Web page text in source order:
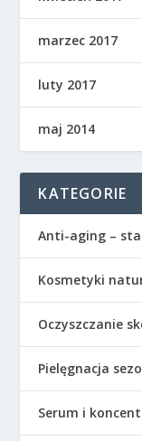
marzec 2017
luty 2017
maj 2014
KATEGORIE
Anti-aging –
Kosmetyki
Oczyszczanie
Pielęgnacja
Serum i